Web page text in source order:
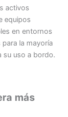
activos
equipos
en entornos
la mayoría
su uso a bordo.
más